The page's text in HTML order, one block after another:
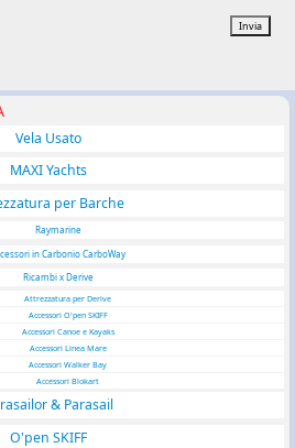
Invia
Vela Usato
MAXI Yachts
per Barche
Raymarine
in Carbonio CarboWay
Ricambi x Derive
Attrezzatura per Derive
Accessori O'pen SKIFF
Accessori Canoe e Kayaks
Accessori Linea Mare
Accessori Walker Bay
Accessori Blokart
& Parasail
O'pen SKIFF